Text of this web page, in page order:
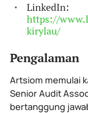
LinkedIn:
https://
kirylau/
Pengalaman
Artsiom memulai
Senior Audit
bertanggung